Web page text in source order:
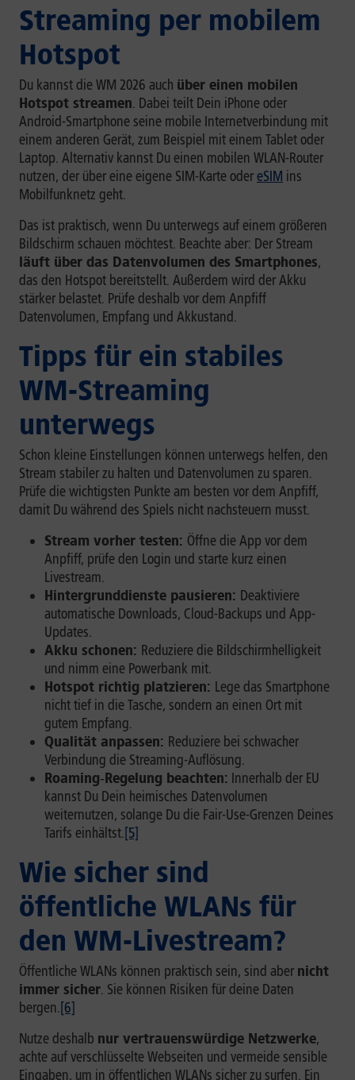
Streaming per mobilem
Hotspot
Du kannst die WM 2026 auch über einen mobilen
Hotspot streamen. Dabei teilt Dein iPhone oder
Android-Smartphone seine mobile Internetverbindung mit
einem anderen Gerät, zum Beispiel mit einem Tablet oder
Laptop. Alternativ kannst Du einen mobilen WLAN-Router
nutzen, der über eine eigene SIM-Karte odereSIM ins
Mobilfunknetz geht.
Das ist praktisch, wenn Du unterwegs auf einem größeren
Bildschirm schauen möchtest. Beachte aber: Der Stream
läuft über das Datenvolumen des Smartphones,
das den Hotspot bereitstellt. Außerdem wird der Akku
stärker belastet. Prüfe deshalb vor dem Anpfiff
Datenvolumen, Empfang und Akkustand.
Tipps für ein stabiles
WM-Streaming
unterwegs
Schon kleine Einstellungen können unterwegs helfen, den
Stream stabiler zu halten und Datenvolumen zu sparen.
Prüfe die wichtigsten Punkte am besten vor dem Anpfiff,
damit Du während des Spiels nicht nachsteuern musst.
Stream vorher testen: Öffne die App vor dem
Anpfiff, prüfe den Login und starte kurz einen
Livestream.
Hintergrunddienste pausieren: Deaktiviere
automatische Downloads, Cloud-Backups und App-
Updates.
Akku schonen: Reduziere die Bildschirmhelligkeit
und nimm eine Powerbank mit.
Hotspot richtig platzieren: Lege das Smartphone
nicht tief in die Tasche, sondern an einen Ort mit
gutem Empfang.
Qualität anpassen: Reduziere bei schwacher
Verbindung die Streaming-Auflösung.
Roaming‑Regelung beachten: Innerhalb der EU
kannst Du Dein heimisches Datenvolumen
weiternutzen, solange Du die Fair-Use-Grenzen Deines
Tarifs einhältst.[5]
Wie sicher sind
öffentliche WLANs für
den WM-Livestream?
Öffentliche WLANs können praktisch sein, sind aber nicht
immer sicher. Sie können Risiken für deine Daten
bergen.[6]
Nutze deshalb nur vertrauenswürdige Netzwerke,
achte auf verschlüsselte Webseiten und vermeide sensible
Eingaben, um in öffentlichen WLANs sicher zu surfen. Ein